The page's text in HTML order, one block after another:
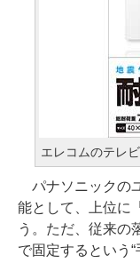
エレコムのテレ
パナソニックの
能として、上位に
う。ただ、従来の
で固定するという